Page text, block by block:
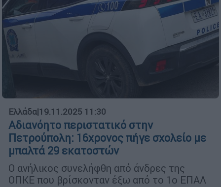
Ελλάδα|19.11.2025 11:30
Αδιανόητο περιστατικό στην
Πετρούπολη: 16χρονος πήγε σχολείο με
μπαλτά 29 εκατοστών
Ο ανήλικος συνελήφθη από άνδρες της
ΟΠΚΕ που βρίσκονταν έξω από το 1ο ΕΠΑΛ